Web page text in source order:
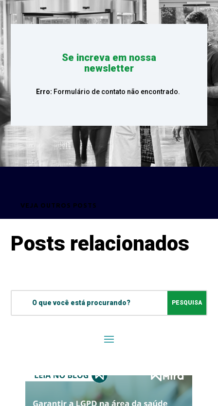
Se increva em nossa
newsletter
Erro: Formulário de contato não encontrado.
VEJA OUTROS POSTS
Posts relacionados